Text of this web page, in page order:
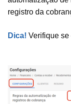
registro da
Dica! Verifique